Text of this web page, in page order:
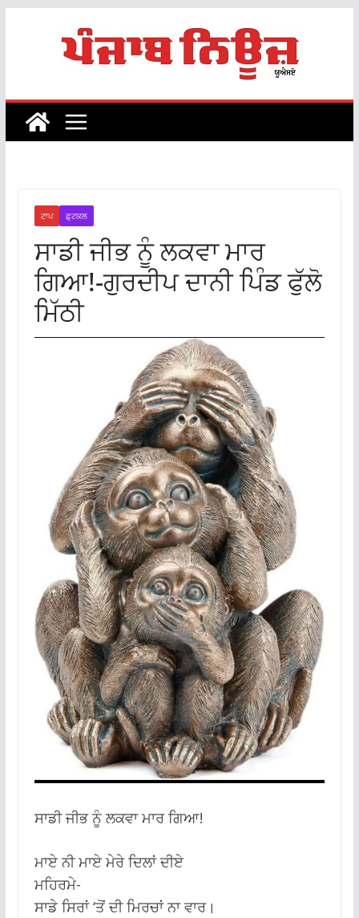
ਟਾਪ ਫ਼ੁਟਕਲ
ਸਾਡੀ ਜੀਭ ਨੂੰ ਲਕਵਾ ਮਾਰ
ਗਿਆ!-ਗੁਰਦੀਪ ਦਾਨੀ ਪਿੰਡ ਫੁੱਲੋ
ਮਿੱਠੀ
ਸਾਡੀ ਜੀਭ ਨੂੰ ਲਕਵਾ ਮਾਰ ਗਿਆ!
ਮਾਏ ਨੀ ਮਾਏ ਮੇਰੇ ਦਿਲਾਂ ਦੀਏ
ਮਹਿਰਮੇ-
ਸਾਡੇ ਸਿਰਾਂ ‘ਤੋਂ ਦੀ ਮਿਰਚਾਂ ਨਾ ਵਾਰ।